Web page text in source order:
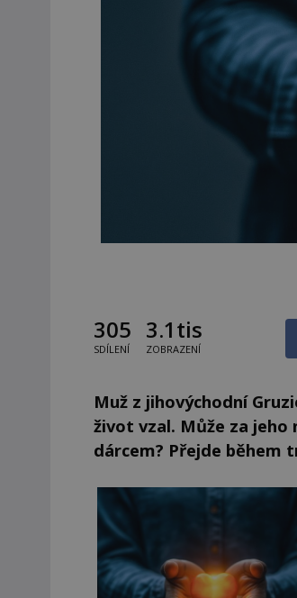
305
SDÍLENÍ
3.1tis
ZOBRAZENÍ
Muž z jihovýchodní
život vzal. Může za jeho
dárcem? Přejde během